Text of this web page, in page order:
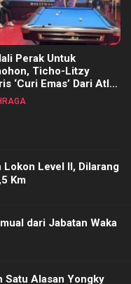
Perak Untuk
Ticho-Litzy
‘Curi Emas’ Dari Atlet
PON di Porprov Sulut
Level II, Dilarang
Km
dari Jabatan Waka
Satu Alasan Yongky